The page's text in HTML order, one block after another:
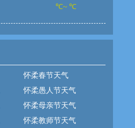
℃~ ℃
怀柔春节天气
怀柔愚人节天气
怀柔母亲节天气
怀柔教师节天气